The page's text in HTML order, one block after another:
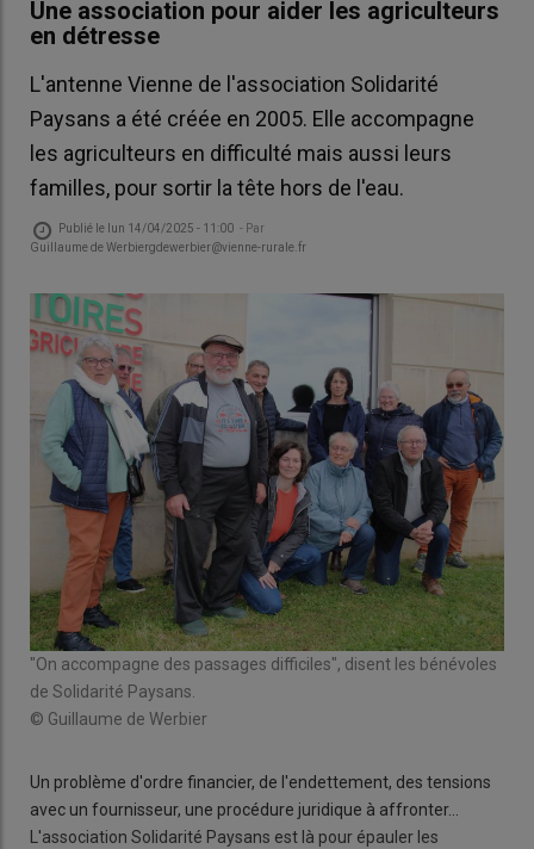
Une association pour aider les agriculteurs
en détresse
L'antenne Vienne de l'association Solidarité
Paysans a été créée en 2005. Elle accompagne
les agriculteurs en difficulté mais aussi leurs
familles, pour sortir la tête hors de l'eau.
Publié le lun 14/04/2025 - 11:00 - Par
Guillaume de Werbiergdewerbier@vienne-rurale.fr
"On accompagne des passages difficiles", disent les bénévoles
de Solidarité Paysans.
© Guillaume de Werbier
Un problème d'ordre financier, de l'endettement, des tensions
avec un fournisseur, une procédure juridique à affronter...
L'association Solidarité Paysans est là pour épauler les